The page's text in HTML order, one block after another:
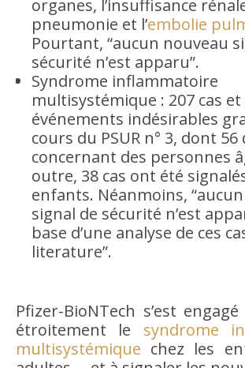
organes, l’insuffisance
pneumonie et l’embolie
Pourtant, “aucun nouveau
sécurité n’est apparu”.
Syndrome inflammatoire
multisystémique : 207 cas et
événements indésirables
cours du PSUR n° 3, dont 56
concernant des personnes
outre, 38 cas ont été
enfants. Néanmoins,
signal de sécurité n’est
base d’une analyse de ces
literature”.
Pfizer-BioNTech s’est
étroitement le syndrome
multisystémique chez les